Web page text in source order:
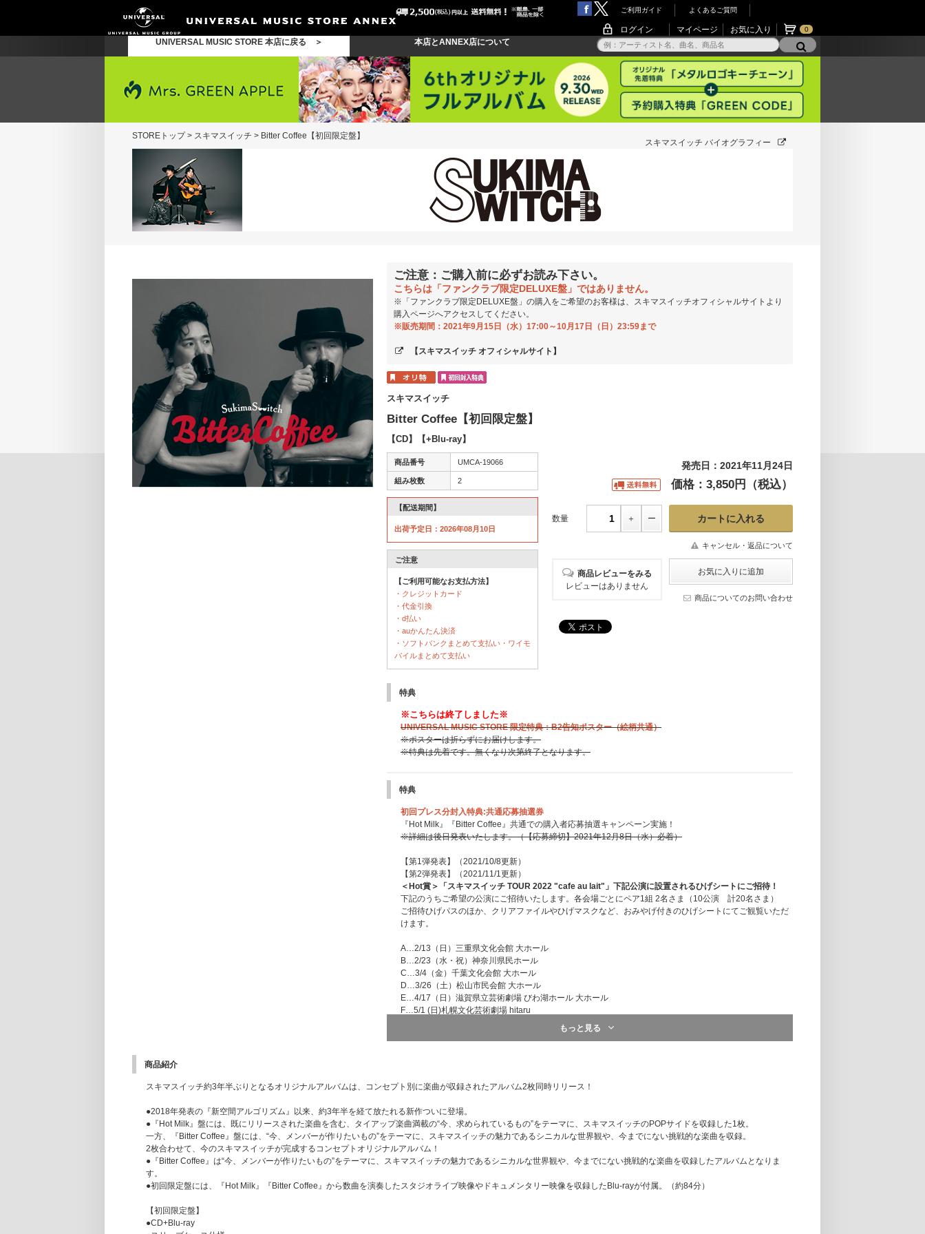
ご利用ガイド よくあるご質問
ログイン マイページ お気に入り 0
UNIVERSAL MUSIC STORE 本店に戻る ＞ 本店とANNEX店について
STOREトップ> スキマスイッチ > Bitter Coffee【初回限定盤】
スキマスイッチ バイオグラフィー
ご注意：ご購入前に必ずお読み下さい。
こちらは「ファンクラブ限定DELUXE盤」ではありません。
※「ファンクラブ限定DELUXE盤」の購入をご希望のお客様は、スキマスイッチオフィシャルサイトより
購入ページへアクセスしてください。
※販売期間：2021年9月15日（水）17:00～10月17日（日）23:59まで
【スキマスイッチ オフィシャルサイト】
スキマスイッチ
Bitter Coffee【初回限定盤】
【CD】【+Blu-ray】
商品番号 UMCA-19066
組み枚数 2
【配送期間】
出荷予定日：2026年08月10日
ご注意
【ご利用可能なお支払方法】
・クレジットカード
・代金引換
・d払い
・auかんたん決済
・ソフトバンクまとめて支払い・ワイモ
バイルまとめて支払い
発売日：2021年11月24日
価格：3,850円（税込）
数量
キャンセル・返品について
商品レビューをみる
レビューはありません
商品についてのお問い合わせ
特典
※こちらは終了しました※
UNIVERSAL MUSIC STORE 限定特典：B2告知ポスター（絵柄共通）
※ポスターは折らずにお届けします。
※特典は先着です。無くなり次第終了となります。
特典
初回プレス分封入特典:共通応募抽選券
『Hot Milk』『Bitter Coffee』共通での購入者応募抽選キャンペーン実施！
※詳細は後日発表いたします。（【応募締切】2021年12月8日（水）必着）
【第1弾発表】（2021/10/8更新）
【第2弾発表】（2021/11/1更新）
＜Hot賞＞「スキマスイッチ TOUR 2022 "cafe au lait"」下記公演に設置されるひげシートにご招待！
下記のうちご希望の公演にご招待いたします。各会場ごとにペア1組 2名さま（10公演 計20名さま）
ご招待ひげパスのほか、クリアファイルやひげマスクなど、おみやげ付きのひげシートにてご観覧いただ
けます。
A…2/13（日）三重県文化会館 大ホール
B…2/23（水・祝）神奈川県民ホール
C…3/4（金）千葉文化会館 大ホール
D…3/26（土）松山市民会館 大ホール
E…4/17（日）滋賀県立芸術劇場 びわ湖ホール 大ホール
F…5/1 (日)札幌文化芸術劇場 hitaru
演後に開催！
オンラインひげミート＆グリートにご招待。
【キャンペーン応募締切】2021年12月15日（水）必着
＜スキマスイッチ賞＞直筆サイン入り「Hot Milk」＆「Bitter Coffee」ポスター 50名さま
もっと見る
商品紹介
スキマスイッチ約3年半ぶりとなるオリジナルアルバムは、コンセプト別に楽曲が収録されたアルバム2枚同時リリース！
●2018年発表の『新空間アルゴリズム』以来、約3年半を経て放たれる新作ついに登場。
●『Hot Milk』盤には、既にリリースされた楽曲を含む、タイアップ楽曲満載の“今、求められているもの”をテーマに、スキマスイッチのPOPサイドを収録した1枚。
一方、『Bitter Coffee』盤には、“今、メンバーが作りたいもの”をテーマに、スキマスイッチの魅力であるシニカルな世界観や、今までにない挑戦的な楽曲を収録。
2枚合わせて、今のスキマスイッチが完成するコンセプトオリジナルアルバム！
●『Bitter Coffee』は“今、メンバーが作りたいもの”をテーマに、スキマスイッチの魅力であるシニカルな世界観や、今までにない挑戦的な楽曲を収録したアルバムとなりま
す。
●初回限定盤には、『Hot Milk』『Bitter Coffee』から数曲を演奏したスタジオライブ映像やドキュメンタリー映像を収録したBlu-rayが付属。（約84分）
【初回限定盤】
●CD+Blu-ray